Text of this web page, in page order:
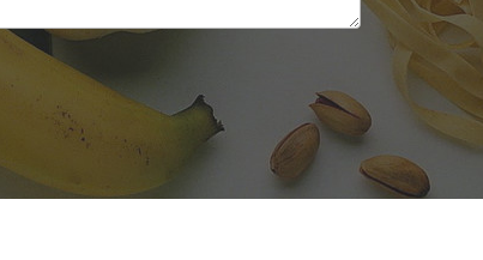
Peixes e Frutos do Mar
Pizzarias
Variados